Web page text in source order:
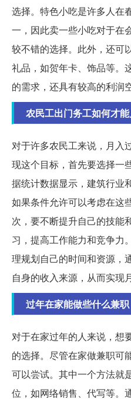
选择。特色小吃是许多人在
一，因此卖一些小吃对于在
较不错的选择。此外，还可
礼品，如贺年卡、饰品等。
的需求，还具有较高的利润空
农民工出门务工如何才
对于许多农民工来说，月入
现这个目标，首先要选择一
据统计数据显示，建筑行业
如果条件允许可以考虑在这
次，要不断提升自己的技能
习，提高工作能力和竞争力
理规划自己的时间和资源，
自身的收入来源，从而实现
过年在家能做些什么兼职
对于在家过年的人来说，想
的选择。尽管在家做兼职可
可以尝试。其中一个方法就
位，如网络销售、代写等。